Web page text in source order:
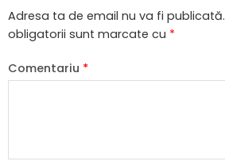
Adresa ta de email nu va fi publicată.
obligatorii sunt marcate cu *
Comentariu *